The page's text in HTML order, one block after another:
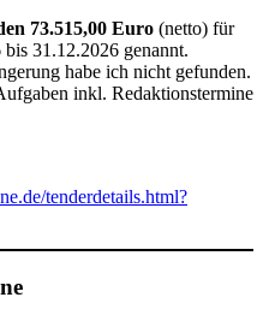
73.515,00 Euro (netto) für
31.12.2026 genannt.
habe ich nicht gefunden.
inkl. Redaktionstermine
tenderdetails.html?